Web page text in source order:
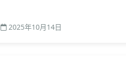
2025年10月14日